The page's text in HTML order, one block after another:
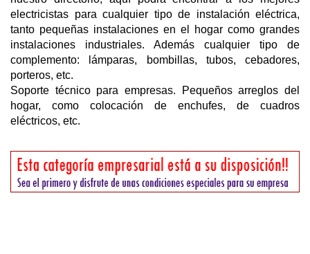
electricistas para cualquier tipo de instalación eléctrica,
tanto pequeñas instalaciones en el hogar como grandes
instalaciones industriales. Además cualquier tipo de
complemento: lámparas, bombillas, tubos, cebadores,
porteros, etc.
Soporte técnico para empresas. Pequeños arreglos del
hogar, como colocación de enchufes, de cuadros
eléctricos, etc.